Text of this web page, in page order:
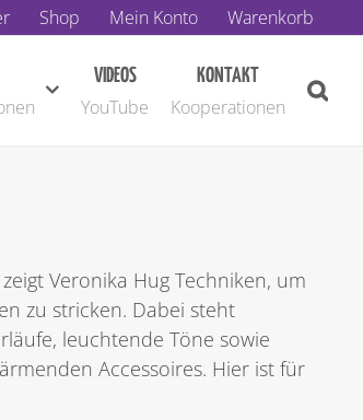
Shop Mein Konto Warenkorb
VIDEOS
YouTube
KONTAKT
Kooperationen
Veronika Hug Techniken, um
zu stricken. Dabei steht
leuchtende Töne sowie
Accessoires. Hier ist für